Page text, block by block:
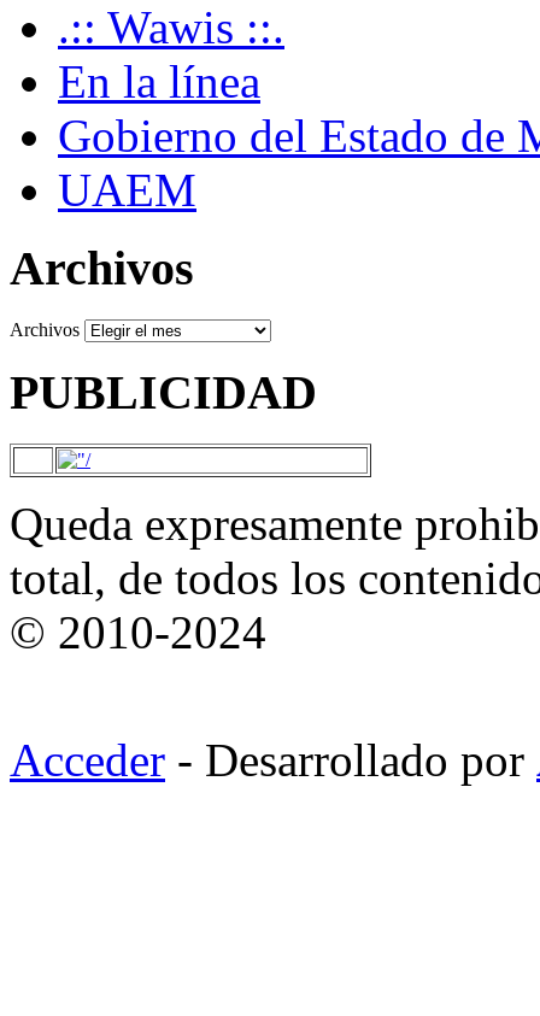
.:: Wawis ::.
En la línea
Gobierno del Estado de
UAEM
Archivos
Archivos
PUBLICIDAD
Queda expresamente
total, de todos los
© 2010-2024
Acceder - Desarrollado por